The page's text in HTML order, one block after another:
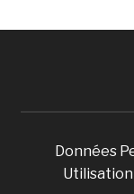
Données